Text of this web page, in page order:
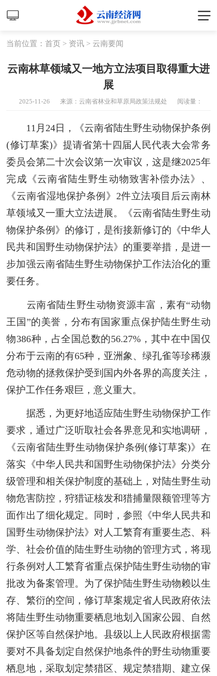
当前位置：首页 > 资讯 > 云南要闻
云南林草领域又一地方立法项目取得重大进
展
2025-11-26 来源：云南省林业和草原局政策法规处 阅读量：
11月24日，《云南省陆生野生动物保护条例
(修订草案)》提请省第十四届人民代表大会常务
委员会第二十次会议第一次审议，这是继2025年
完成《云南省陆生野生动物致害补偿办法》、
《云南省湿地保护条例》2件立法项目后云南林
草领域又一重大立法进展。《云南省陆生野生动
物保护条例》的修订，是衔接新修订的《中华人
民共和国野生动物保护法》的重要举措，是进一
步加强云南省陆生野生动物保护工作法治化的重
要任务。
云南省陆生野生动物资源丰富，素有“动物
王国”的美誉，分布有国家重点保护陆生野生动
物386种，占全国总数的56.27%，其中在中国仅
分布于云南的有65种，亚洲象、绿孔雀等珍稀濒
危动物的拯救保护受到国内外各界的高度关注，
保护工作任务艰巨，意义重大。
据悉，为更好地适应陆生野生动物保护工作
要求，通过广泛听取社会各界意见和实地调研，
《云南省陆生野生动物保护条例(修订草案)》在
落实《中华人民共和国野生动物保护法》分类分
级管理和相关保护制度的基础上，对陆生野生动
物危害防控，狩猎证核发和猎捕量限额管理等方
面作出了细化规定。同时，参照《中华人民共和
国野生动物保护法》对人工繁育有重要生态、科
学、社会价值的陆生野生动物的管理方式，将现
行条例对人工繁育省重点保护陆生野生动物的审
批改为备案管理。为了保护陆生野生动物赖以生
存、繁衍的空间，修订草案规定省人民政府依法
将陆生野生动物重要栖息地划入国家公园、自然
保护区等自然保护地。县级以上人民政府根据需
要对不具备划定自然保护地条件的野生动物重要
栖息地，采取划定禁猎区、规定禁猎期、建立保